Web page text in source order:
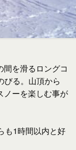
を滑るロングコ
びる。山頂から
ノーを楽しむ事が
も1時間以内と好